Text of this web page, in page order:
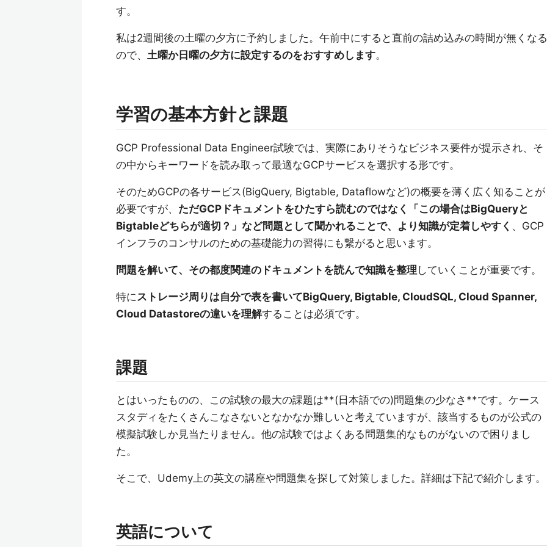
す。
私は2週間後の土曜の夕方に予約しました。午前中にすると直前の詰め込みの時間が無くなる
ので、 土曜か日曜の夕方に設定するのをおすすめします。
学習の基本方針と課題
GCP Professional Data Engineer試験では、実際にありそうなビジネス要件が提示され、そ
の中からキーワードを読み取って最適なGCPサービスを選択する形です。
そのためGCPの各サービス(BigQuery, Bigtable, Dataflowなど)の概要を薄く広く知ることが
必要ですが、 ただGCPドキュメントをひたすら読むのではなく「この場合はBigQueryと
Bigtableどちらが適切？」など問題として聞かれることで、より知識が定着しやすく 、GCP
インフラのコンサルのための基礎能力の習得にも繋がると思います。
問題を解いて、その都度関連のドキュメントを読んで知識を整理 していくことが重要です。
特にストレージ周りは自分で表を書いてBigQuery, Bigtable, CloudSQL, Cloud Spanner,
Cloud Datastoreの違いを理解することは必須です。
課題
とはいったものの、この試験の最大の課題は**(日本語での)問題集の少なさ**です。ケース
スタディをたくさんこなさないとなかなか難しいと考えていますが、該当するものが公式の
模擬試験しか見当たりません。他の試験ではよくある問題集的なものがないので困りまし
た。
そこで、Udemy上の英文の講座や問題集を探して対策しました。詳細は下記で紹介します。
英語について